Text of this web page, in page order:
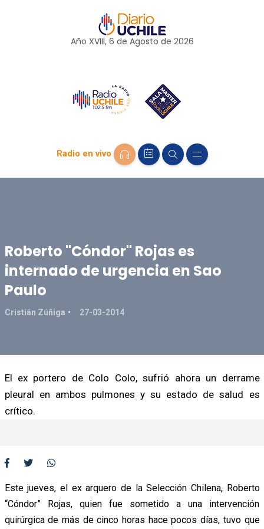
Año XVIII, 6 de Agosto de 2026
Radio en vivo
Roberto "Cóndor" Rojas es
internado de urgencia en Sao
Paulo
Cristián Zúñiga 27-03-2014
El ex portero de Colo Colo, sufrió ahora un derrame
pleural en ambos pulmones y su estado de salud es
crítico.
Este jueves, el ex arquero de la Selección Chilena, Roberto
“Cóndor” Rojas, quien fue sometido a una intervención
quirúrgica de más de cinco horas hace pocos días, tuvo que